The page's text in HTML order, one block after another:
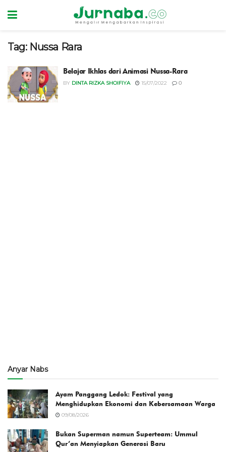
Tag: Nussa Rara
Belajar Ikhlas dari Animasi Nussa-Rara
BY DINTA RIZKA SHOIFIYA 15/07/2022 0
Anyar Nabs
Ayam Panggang Ledok: Festival yang
Menghidupkan Ekonomi dan Kebersamaan Warga
09/08/2026
Bukan Superman namun Superteam: Ummul
Qur’an Menyiapkan Generasi Baru